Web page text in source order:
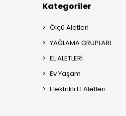
Kategoriler
Ölçü Aletleri
YAĞLAMA GRUPLARI
EL ALETLERİ
Ev Yaşam
Elektrikli El Aletleri